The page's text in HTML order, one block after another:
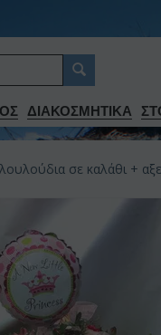
ΔΙΑΚΟΣΜΗΤΙΚA
σε καλάθι +